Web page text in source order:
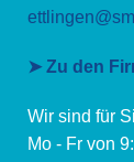
➤ Zu den
Wir sind für
Mo - Fr von